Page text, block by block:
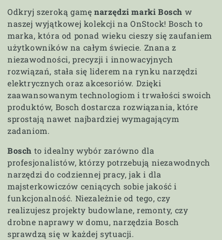
e
k
c
j
a
:
Odkryj szeroką gamę narzędzi marki Bosch w
naszej wyjątkowej kolekcji na OnStock! Bosch to
marka, która od ponad wieku cieszy się zaufaniem
użytkowników na całym świecie. Znana z
niezawodności, precyzji i innowacyjnych
rozwiązań, stała się liderem na rynku narzędzi
elektrycznych oraz akcesoriów. Dzięki
zaawansowanym technologiom i trwałości swoich
produktów, Bosch dostarcza rozwiązania, które
sprostają nawet najbardziej wymagającym
zadaniom.
Bosch to idealny wybór zarówno dla
profesjonalistów, którzy potrzebują niezawodnych
narzędzi do codziennej pracy, jak i dla
majsterkowiczów ceniących sobie jakość i
funkcjonalność. Niezależnie od tego, czy
realizujesz projekty budowlane, remonty, czy
drobne naprawy w domu, narzędzia Bosch
sprawdzą się w każdej sytuacji.